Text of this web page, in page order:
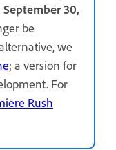
September 30,
be
we
; a version for
For
Rush